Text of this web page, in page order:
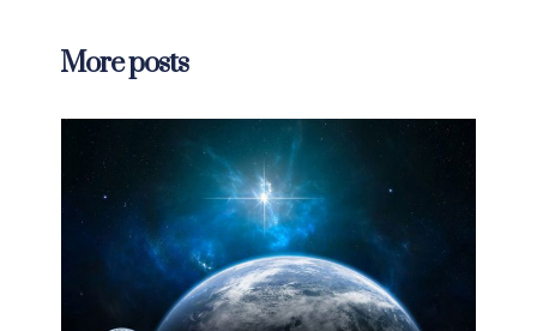
More posts